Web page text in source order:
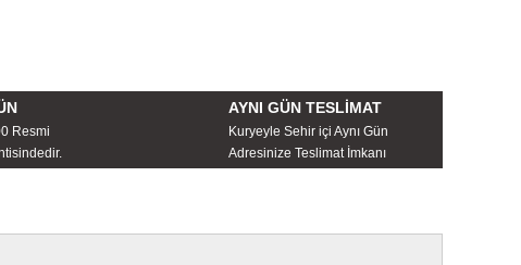
Resmi
AYNI GÜN TESLİMAT
Kuryeyle Sehir içi Aynı Gün
Adresinize Teslimat İmkanı